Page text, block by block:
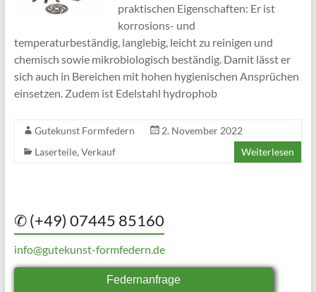
praktischen Eigenschaften: Er ist
korrosions- und
temperaturbeständig, langlebig, leicht zu reinigen und
chemisch sowie mikrobiologisch beständig. Damit lässt er
sich auch in Bereichen mit hohen hygienischen Ansprüchen
einsetzen. Zudem ist Edelstahl hydrophob
Gutekunst Formfedern
2. November 2022
Laserteile, Verkauf Weiterlesen
✆ (+49) 07445 85160
info@gutekunst-formfedern.de
Federnanfrage